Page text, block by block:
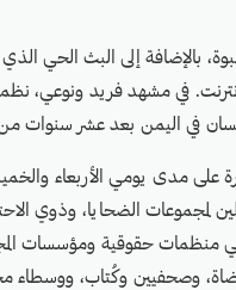
بالإضافة إلى البث الحي الذي
في مشهد فريد ونوعي،
في اليمن بعد عشر سنوات
الضحايا، وذوي
حقوقية ومؤسسات
وصحفيين وكُتاب، ووسطاء